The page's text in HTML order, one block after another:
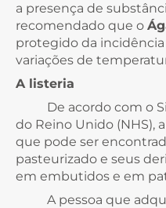
a presença de
recomendado que o
protegido da incidência
variações de
A listeria
De acordo com o
do Reino Unido (NHS),
que pode ser
pasteurizado e seus
em embutidos e em
A pessoa que